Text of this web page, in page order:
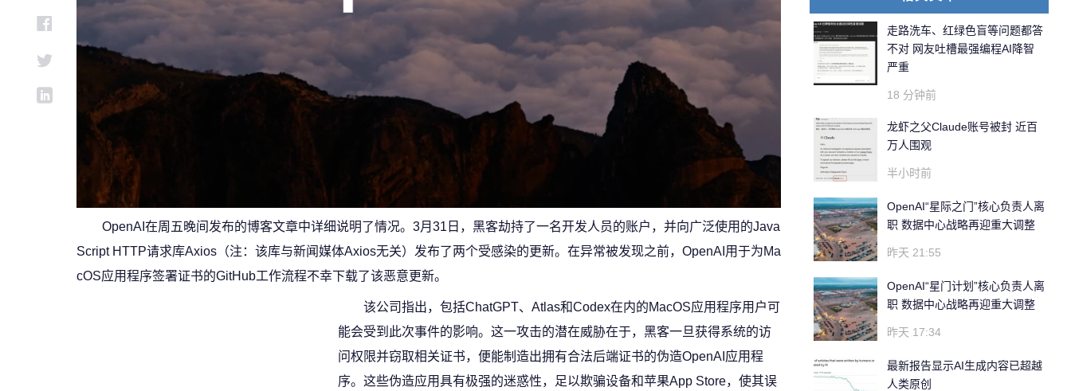
OpenAI在周五晚间发布的博客文章中详细说明了情况。3月31日，黑客劫持了一名开发人员的账户，并向广泛使用的Java
Script HTTP请求库Axios（注：该库与新闻媒体Axios无关）发布了两个受感染的更新。在异常被发现之前，OpenAI用于为Ma
cOS应用程序签署证书的GitHub工作流程不幸下载了该恶意更新。
该公司指出，包括ChatGPT、Atlas和Codex在内的MacOS应用程序用户可
能会受到此次事件的影响。这一攻击的潜在威胁在于，黑客一旦获得系统的访
问权限并窃取相关证书，便能制造出拥有合法后端证书的伪造OpenAI应用程
序。这些伪造应用具有极强的迷惑性，足以欺骗设备和苹果App Store，使其误
走路洗车、红绿色盲等问题都答
不对 网友吐槽最强编程AI降智
严重
18 分钟前
龙虾之父Claude账号被封 近百
万人围观
半小时前
OpenAI“星际之门”核心负责人离
职 数据中心战略再迎重大调整
昨天 21:55
OpenAI“星门计划”核心负责人离
职 数据中心战略再迎重大调整
昨天 17:34
最新报告显示AI生成内容已超越
人类原创